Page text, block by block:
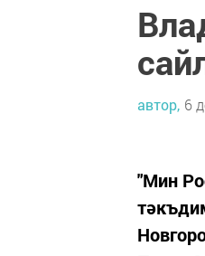
автор, 6
"Мин